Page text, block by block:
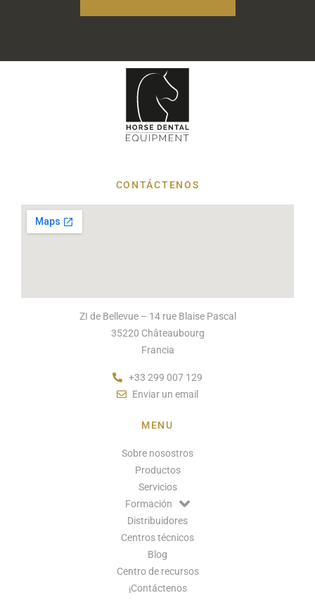
CONTÁCTENOS
ZI de Bellevue – 14 rue Blaise Pascal
35220 Châteaubourg
Francia
+33 299 007 129
Enviar un email
MENU
Sobre nosostros
Productos
Servicios
Formación
Distribuidores
Centros técnicos
Blog
Centro de recursos
¡Contáctenos